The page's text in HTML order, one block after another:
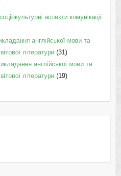
аспекти комунікації
англійської мови та
літератури(31)
англійської мови та
літератури(19)